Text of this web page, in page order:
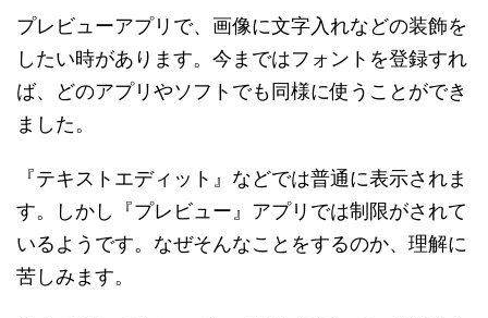
プレビューアプリで、画像に文字入れなどの装飾を
したい時があります。今まではフォントを登録すれ
ば、どのアプリやソフトでも同様に使うことができ
ました。
『テキストエディット』などでは普通に表示されま
す。しかし『プレビュー』アプリでは制限がされて
いるようです。なぜそんなことをするのか、理解に
苦しみます。